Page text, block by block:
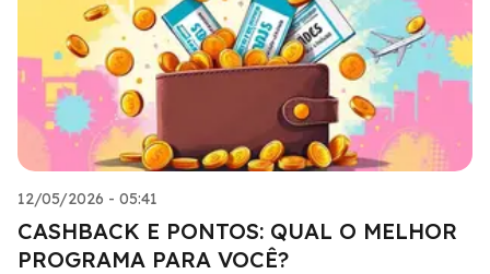
12/05/2026 - 05:41
CASHBACK E PONTOS: QUAL O MELHOR
PROGRAMA PARA VOCÊ?